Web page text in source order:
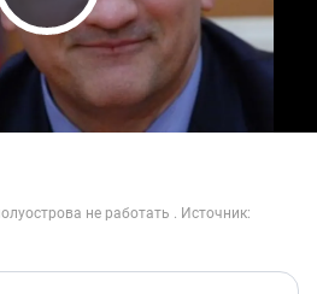
Play Video